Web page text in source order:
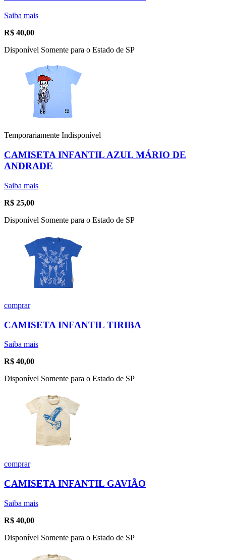
Saiba mais
R$ 40,00
Disponível Somente para o Estado de SP
Temporariamente Indisponível
CAMISETA INFANTIL AZUL MÁRIO DE
ANDRADE
Saiba mais
R$ 25,00
Disponível Somente para o Estado de SP
comprar
CAMISETA INFANTIL TIRIBA
Saiba mais
R$ 40,00
Disponível Somente para o Estado de SP
comprar
CAMISETA INFANTIL GAVIÃO
Saiba mais
R$ 40,00
Disponível Somente para o Estado de SP